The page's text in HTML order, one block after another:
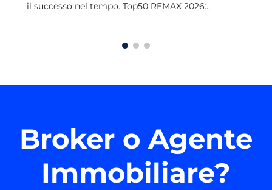
il successo nel tempo. Top50 REMAX 2026:...
Broker o Agente
Immobiliare?